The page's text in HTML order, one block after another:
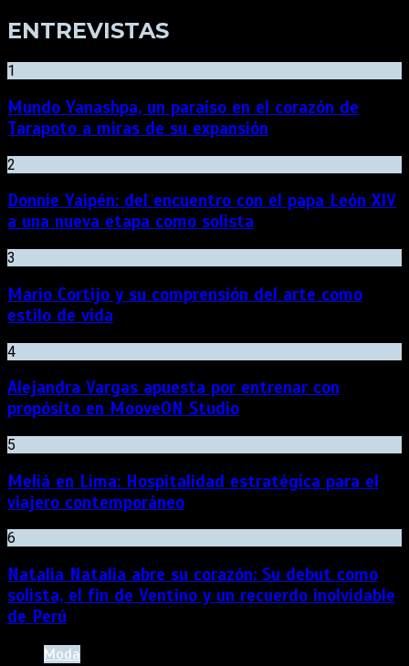
ENTREVISTAS
1
Mundo Yanashpa, un paraíso en el corazón de
Tarapoto a miras de su expansión
2
Donnie Yaipén: del encuentro con el papa León XIV
a una nueva etapa como solista
3
Mario Cortijo y su comprensión del arte como
estilo de vida
4
Alejandra Vargas apuesta por entrenar con
propósito en MooveON Studio
5
Meliá en Lima: Hospitalidad estratégica para el
viajero contemporáneo
6
Natalia Natalia abre su corazón: Su debut como
solista, el fin de Ventino y un recuerdo inolvidable
de Perú
Moda